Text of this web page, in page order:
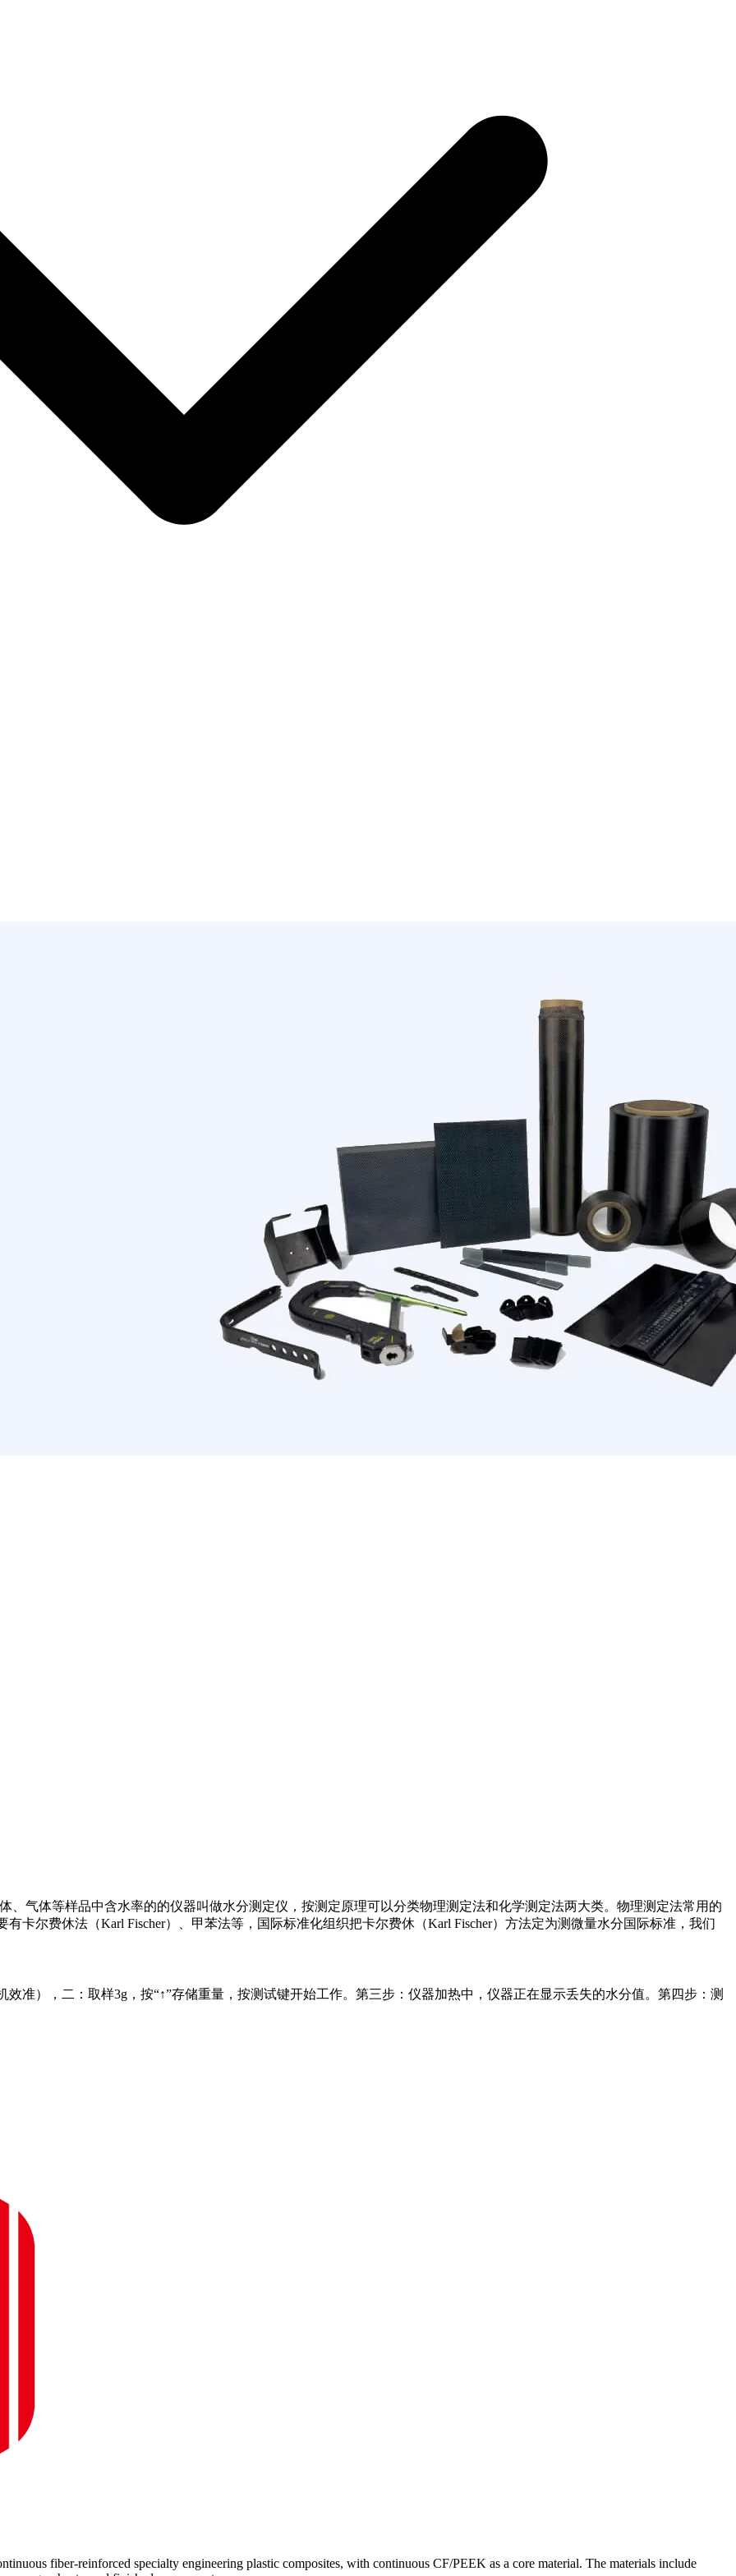
、气体等样品中含水率的的仪器叫做水分测定仪，按测定原理可以分类物理测定法和化学测定法两大类。物理测定法常用的
卡尔费休法（Karl Fischer）、甲苯法等，国际标准化组织把卡尔费休（Karl Fischer）方法定为测微量水分国际标准，我们
准），二：取样3g，按“↑”存储重量，按测试键开始工作。第三步：仪器加热中，仪器正在显示丢失的水分值。第四步：测
fiber-reinforced specialty engineering plastic composites, with continuous CF/PEEK as a core material. The materials include